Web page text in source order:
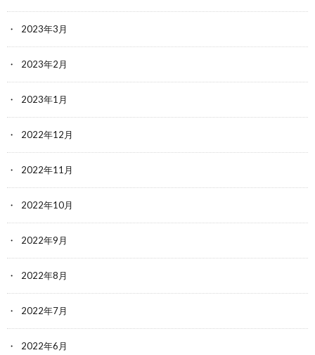
2023年3月
2023年2月
2023年1月
2022年12月
2022年11月
2022年10月
2022年9月
2022年8月
2022年7月
2022年6月